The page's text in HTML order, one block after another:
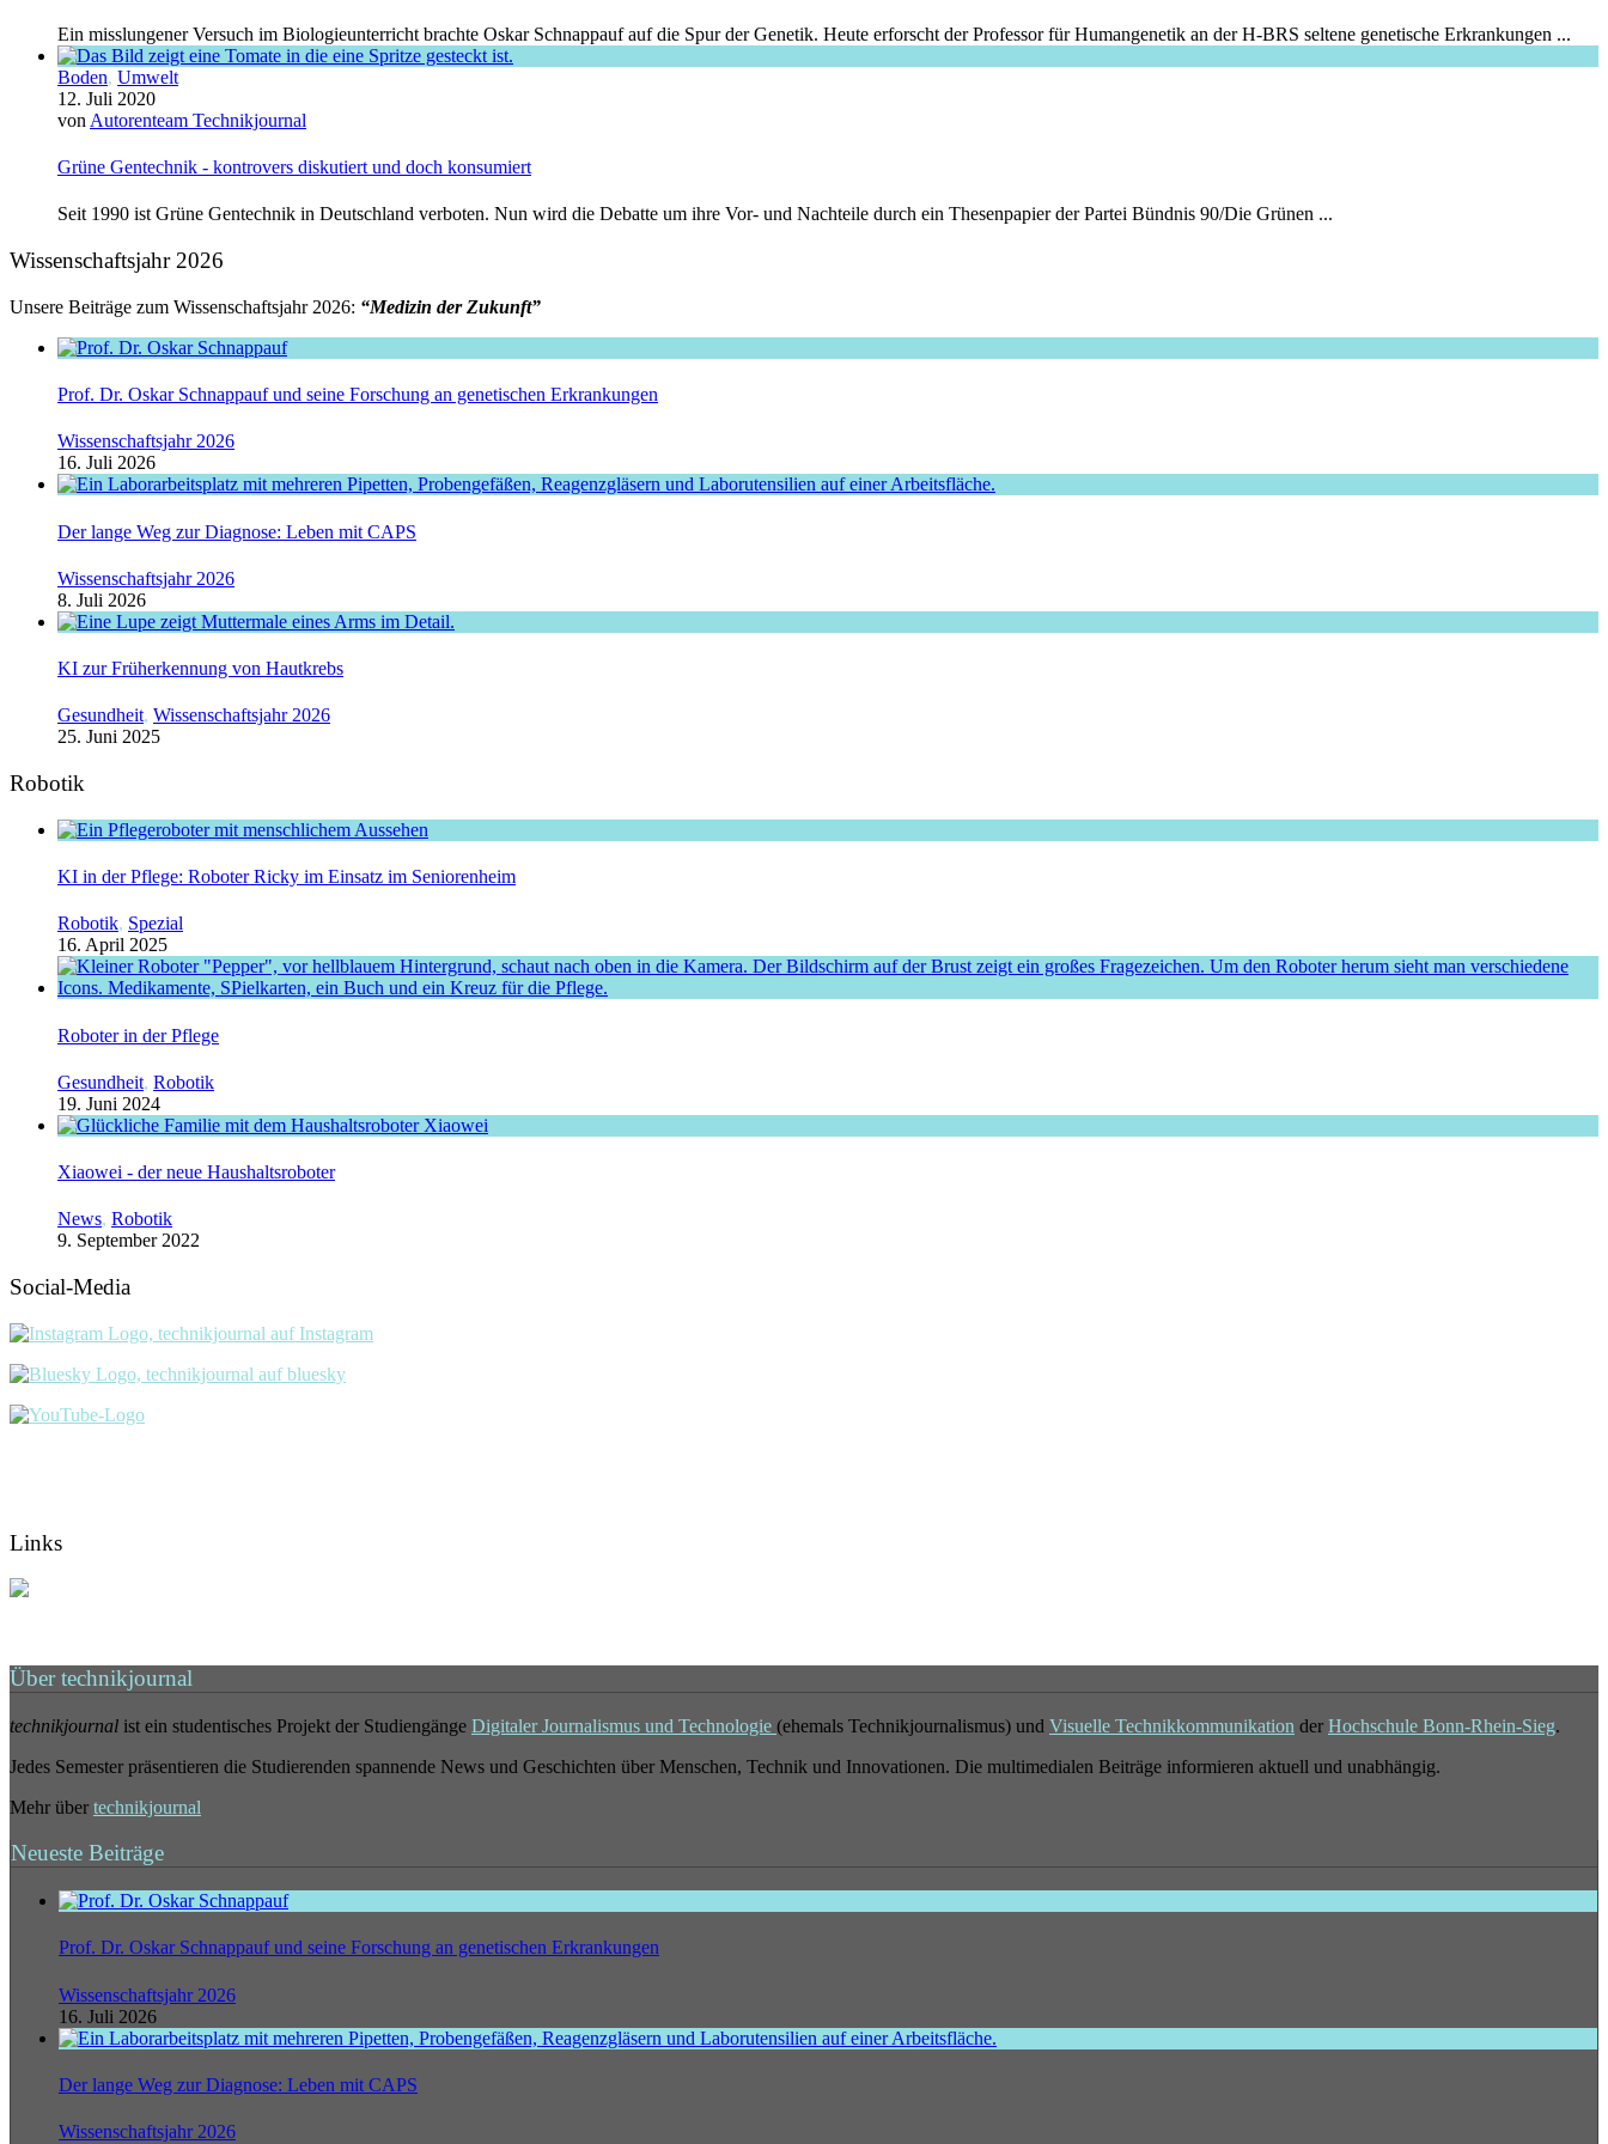
Ein misslungener Versuch im Biologieunterricht brachte Oskar Schnappauf auf die Spur der Genetik. Heute erforscht der Professor für Humangenetik an der H-BRS seltene genetische Erkrankungen ...
Boden, Umwelt
12. Juli 2020
von Autorenteam Technikjournal
Grüne Gentechnik - kontrovers diskutiert und doch konsumiert
Seit 1990 ist Grüne Gentechnik in Deutschland verboten. Nun wird die Debatte um ihre Vor- und Nachteile durch ein Thesenpapier der Partei Bündnis 90/Die Grünen ...
Wissenschaftsjahr 2026
Unsere Beiträge zum Wissenschaftsjahr 2026: “Medizin der Zukunft”
Prof. Dr. Oskar Schnappauf und seine Forschung an genetischen Erkrankungen
Wissenschaftsjahr 2026
16. Juli 2026
Der lange Weg zur Diagnose: Leben mit CAPS
Wissenschaftsjahr 2026
8. Juli 2026
KI zur Früherkennung von Hautkrebs
Gesundheit, Wissenschaftsjahr 2026
25. Juni 2025
Robotik
KI in der Pflege: Roboter Ricky im Einsatz im Seniorenheim
Robotik, Spezial
16. April 2025
Roboter in der Pflege
Gesundheit, Robotik
19. Juni 2024
Xiaowei - der neue Haushaltsroboter
News, Robotik
9. September 2022
Social-Media
Links
Über technikjournal
technikjournal ist ein studentisches Projekt der Studiengänge Digitaler Journalismus und Technologie (ehemals Technikjournalismus) und Visuelle Technikkommunikation der Hochschule Bonn-Rhein-Sieg.
Jedes Semester präsentieren die Studierenden spannende News und Geschichten über Menschen, Technik und Innovationen. Die multimedialen Beiträge informieren aktuell und unabhängig.
Mehr über technikjournal
Neueste Beiträge
Prof. Dr. Oskar Schnappauf und seine Forschung an genetischen Erkrankungen
Wissenschaftsjahr 2026
16. Juli 2026
Der lange Weg zur Diagnose: Leben mit CAPS
Wissenschaftsjahr 2026